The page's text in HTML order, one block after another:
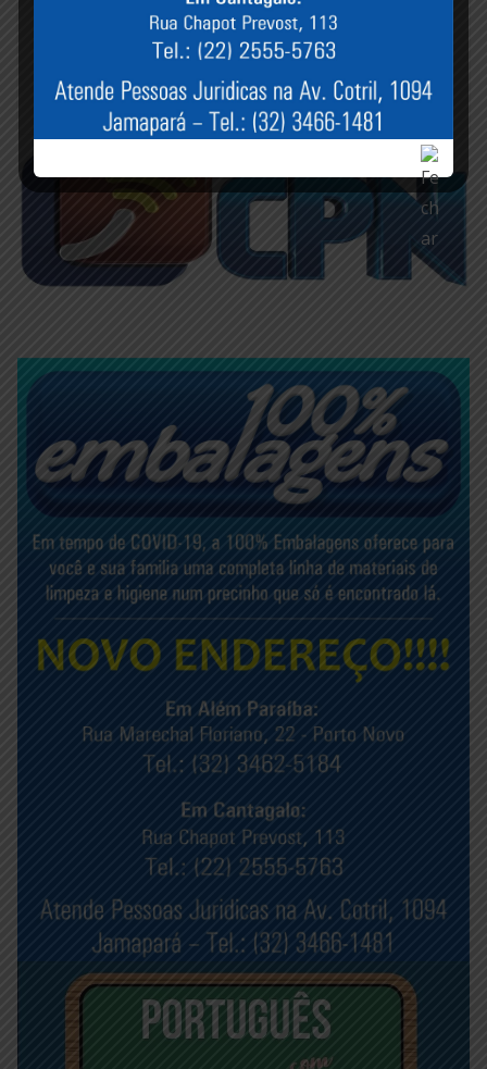
Casas de quase 100 famílias são
interditadas em Muriaé
janeiro 17, 2023